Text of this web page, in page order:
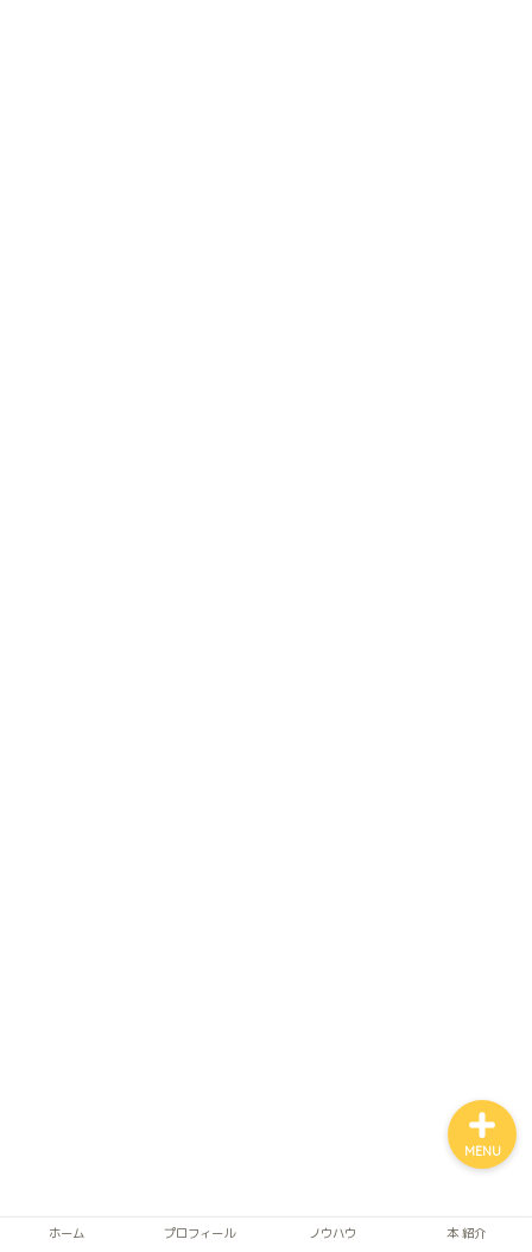
ホーム プロフィール ノウハウ 本 紹介
MENU